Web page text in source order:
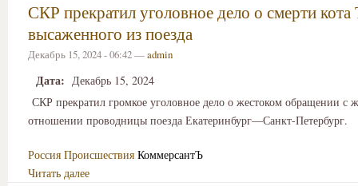
СКР прекратил уголовное дело о смерти кота
высаженного из поезда
Декабрь 15, 2024 - 06:42 —admin
Дата: Декабрь 15, 2024
СКР прекратил громкое уголовное дело о жестоком обращении с
отношении проводницы поезда Екатеринбург—Санкт-Петербург.
Россия Происшествия КоммерсантЪ
Читать далее